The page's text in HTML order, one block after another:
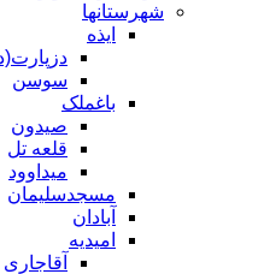
شهرستانها
ایذه
سوسن
باغملک
صیدون
قلعه تل
میداوود
مسجدسلیمان
آبادان
امیدیه
آقاجاری